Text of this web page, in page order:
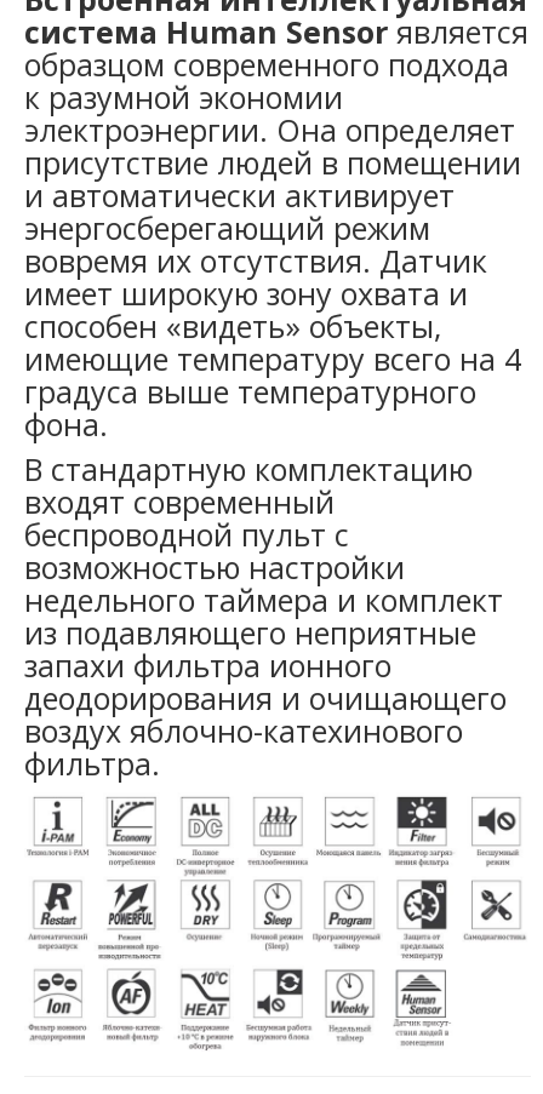
система Human Sensor является
образцом современного подхода
к разумной экономии
электроэнергии. Она определяет
присутствие людей в помещении
и автоматически активирует
энергосберегающий режим
вовремя их отсутствия. Датчик
имеет широкую зону охвата и
способен «видеть» объекты,
имеющие температуру всего на 4
градуса выше температурного
фона.
В стандартную комплектацию
входят современный
беспроводной пульт с
возможностью настройки
недельного таймера и комплект
из подавляющего неприятные
запахи фильтра ионного
деодорирования и очищающего
воздух яблочно-катехинового
фильтра.